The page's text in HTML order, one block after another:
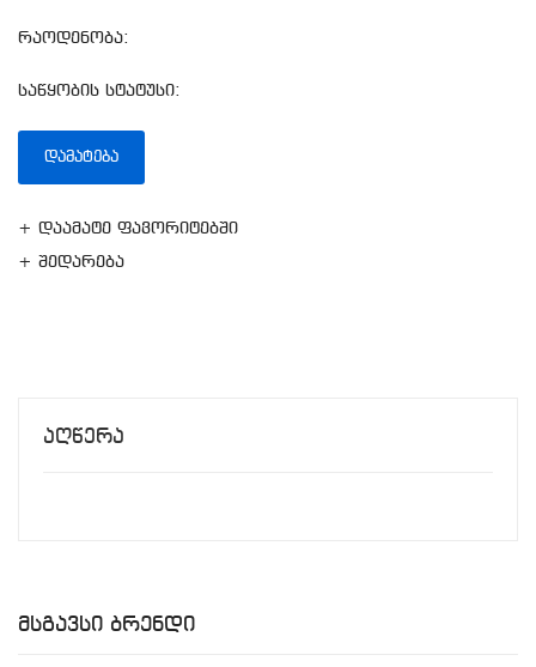
რაოდენობა:
საწყობის სტატუსი:
ᲓᲐᲛᲐᲢᲔᲑᲐ
+ დაამატე ფავორიტებში
+ შედარება
Აღწერა
Მსგავსი Ბრენდი